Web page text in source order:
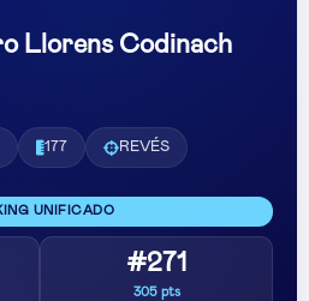
Llorens Codinach
177 REVÉS
UNIFICADO
#271
305 pts